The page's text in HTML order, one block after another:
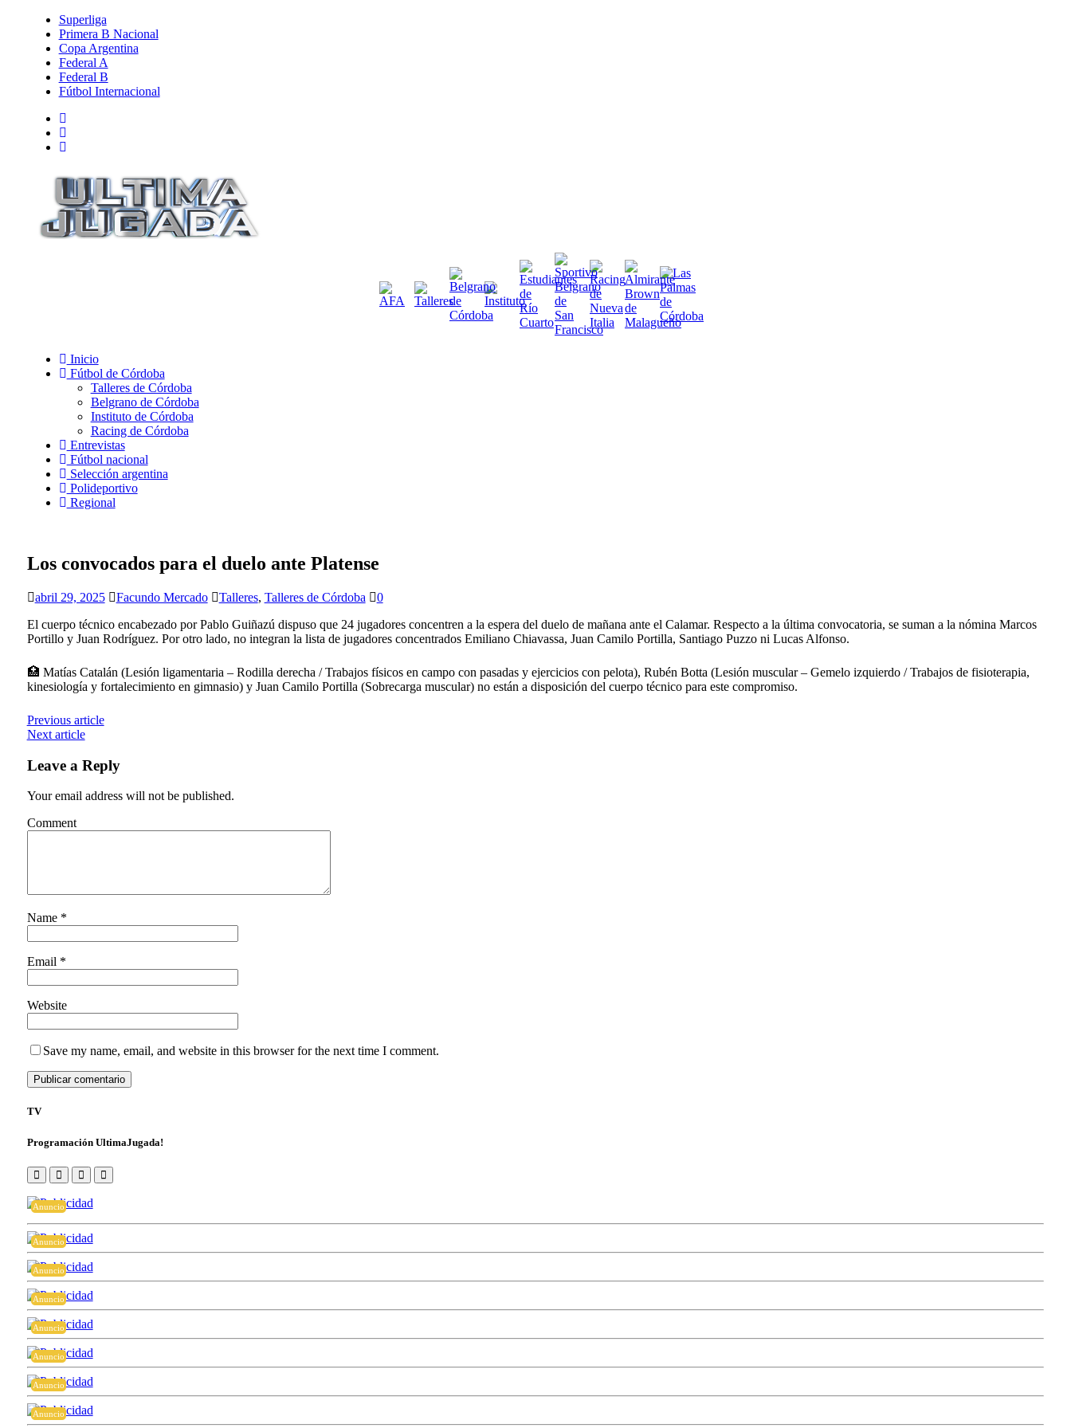
Superliga
Primera B Nacional
Copa Argentina
Federal A
Federal B
Fútbol Internacional
Inicio
Fútbol de Córdoba
Talleres de Córdoba
Belgrano de Córdoba
Instituto de Córdoba
Racing de Córdoba
Entrevistas
Fútbol nacional
Selección argentina
Polideportivo
Regional
Los convocados para el duelo ante Platense
abril 29, 2025 Facundo Mercado Talleres, Talleres de Córdoba
0
El cuerpo técnico encabezado por Pablo Guiñazú dispuso que 24 jugadores concentren a la espera del duelo de mañana ante el Calamar. Respecto a la última convocatoria, se suman a la nómina Marcos
Portillo y Juan Rodríguez. Por otro lado, no integran la lista de jugadores concentrados Emiliano Chiavassa, Juan Camilo Portilla, Santiago Puzzo ni Lucas Alfonso.
🏥 Matías Catalán (Lesión ligamentaria – Rodilla derecha / Trabajos físicos en campo con pasadas y ejercicios con pelota), Rubén Botta (Lesión muscular – Gemelo izquierdo / Trabajos de fisioterapia,
kinesiología y fortalecimiento en gimnasio) y Juan Camilo Portilla (Sobrecarga muscular) no están a disposición del cuerpo técnico para este compromiso.
Previous article
Next article
Leave a Reply
Your email address will not be published.
Comment
Name *
Email *
Website
Save my name, email, and website in this browser for the next time I comment.
TV
Programación UltimaJugada!
Anuncio
Anuncio
Anuncio
Anuncio
Anuncio
Anuncio
Anuncio
Anuncio